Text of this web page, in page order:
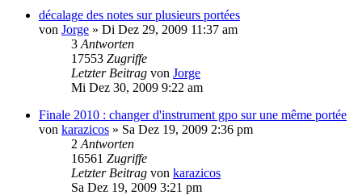
décalage des notes sur plusieurs portées
von Jorge » Di Dez 29, 2009 11:37 am
3 Antworten
17553 Zugriffe
Letzter Beitrag von Jorge
Mi Dez 30, 2009 9:22 am
Finale 2010 : changer d'instrument gpo sur une même portée
von karazicos » Sa Dez 19, 2009 2:36 pm
2 Antworten
16561 Zugriffe
Letzter Beitrag von karazicos
Sa Dez 19, 2009 3:21 pm